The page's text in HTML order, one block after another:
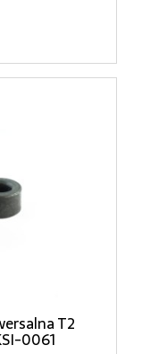
T2
0061